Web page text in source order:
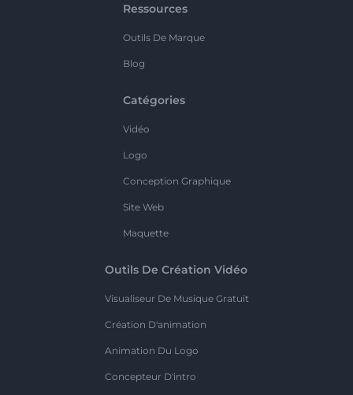
Ressources
Outils De Marque
Blog
Catégories
Vidéo
Logo
Conception Graphique
Site Web
Maquette
Outils De Création Vidéo
Visualiseur De Musique Gratuit
Création D'animation
Animation Du Logo
Concepteur D'intro